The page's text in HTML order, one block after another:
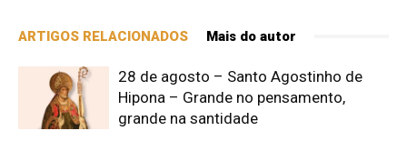
ARTIGOS RELACIONADOS Mais do autor
28 de agosto – Santo Agostinho de
Hipona – Grande no pensamento,
grande na santidade